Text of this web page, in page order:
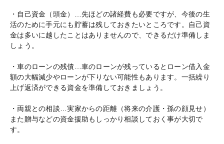
・自己資金（頭金）…先ほどの諸経費も必要ですが、今後の生
活のために手元にも貯蓄は残しておきたいところです。自己資
金は多いに越したことはありませんので、できるだけ準備しま
しょう。
・車のローンの残債…車のローンが残っているとローン借入金
額の大幅減少やローンが下りない可能性もあります。一括繰り
上げ返済ができる資金を準備しておきましょう。
・両親との相談…実家からの距離（将来の介護・孫の顔見せ）
また贈与などの資金援助もしっかり相談しておく事が大切で
す。